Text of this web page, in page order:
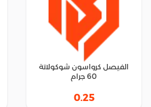
الفيصل كرواسون شوكولاتة
60 جرام
0.25